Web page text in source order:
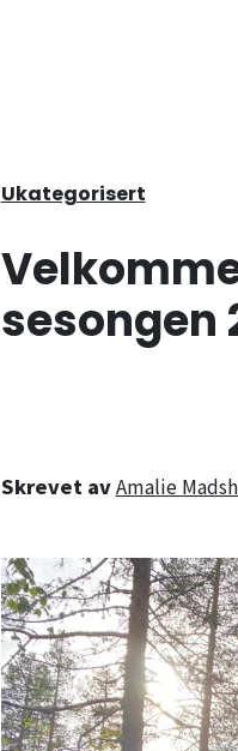
Ukategorisert
sesongen
Skrevet avAmalie